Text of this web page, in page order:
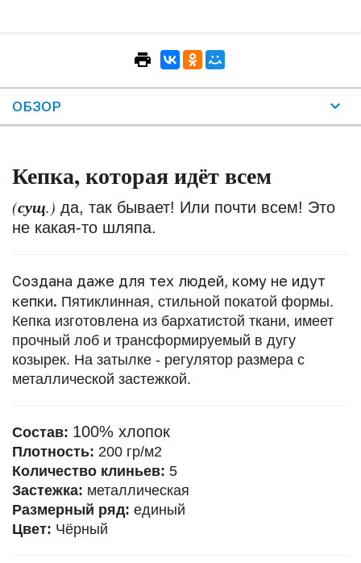
ОБЗОР
Кепка, которая идёт всем
(сущ.) да, так бывает! Или почти всем! Это
не какая-то шляпа.
Создана даже для тех людей, кому не идут
кепки. Пятиклинная, стильной покатой формы.
Кепка изготовлена из бархатистой ткани, имеет
прочный лоб и трансформируемый в дугу
козырек. На затылке - регулятор размера с
металлической застежкой.
Состав: 100% хлопок
Плотность: 200 гр/м2
Количество клиньев: 5
Застежка: металлическая
Размерный ряд: единый
Цвет: Чёрный